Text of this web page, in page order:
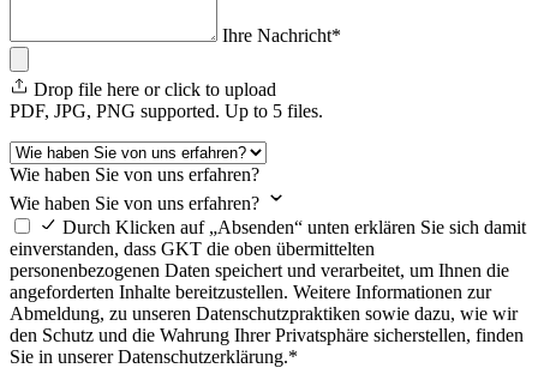
Ihre Nachricht*
Drop file here or click to upload
PDF, JPG, PNG supported. Up to 5 files.
Wie haben Sie von uns erfahren?
Wie haben Sie von uns erfahren?
Durch Klicken auf „Absenden“ unten erklären Sie sich damit
einverstanden, dass GKT die oben übermittelten
personenbezogenen Daten speichert und verarbeitet, um Ihnen die
angeforderten Inhalte bereitzustellen. Weitere Informationen zur
Abmeldung, zu unseren Datenschutzpraktiken sowie dazu, wie wir
den Schutz und die Wahrung Ihrer Privatsphäre sicherstellen, finden
Sie in unserer Datenschutzerklärung.*